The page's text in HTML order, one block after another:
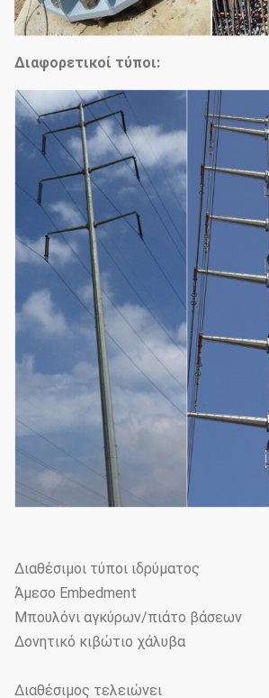
Διαφορετικοί τύποι:
Διαθέσιμοι τύποι ιδρύματος
Άμεσο Embedment
Μπουλόνι αγκύρων/πιάτο βάσεων
Δονητικό κιβώτιο χάλυβα
Διαθέσιμος τελειώνει